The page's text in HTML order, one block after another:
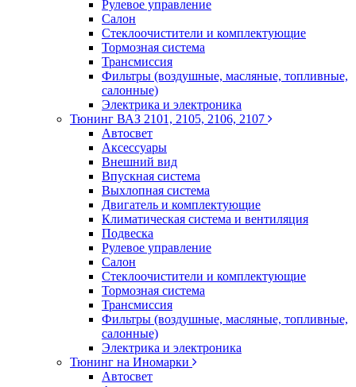
Рулевое управление
Салон
Стеклоочистители и комплектующие
Тормозная система
Трансмиссия
Фильтры (воздушные, масляные, топливные,
салонные)
Электрика и электроника
Тюнинг ВАЗ 2101, 2105, 2106, 2107
Автосвет
Аксессуары
Внешний вид
Впускная система
Выхлопная система
Двигатель и комплектующие
Климатическая система и вентиляция
Подвеска
Рулевое управление
Салон
Стеклоочистители и комплектующие
Тормозная система
Трансмиссия
Фильтры (воздушные, масляные, топливные,
салонные)
Электрика и электроника
Тюнинг на Иномарки
Автосвет